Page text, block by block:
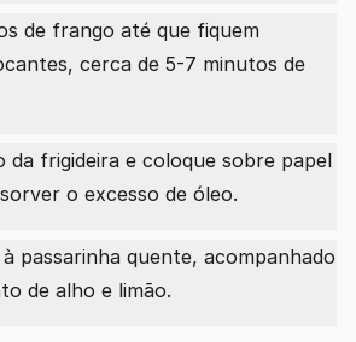
de frango até que fiquem
cerca de 5-7 minutos de
da frigideira e coloque sobre papel
o excesso de óleo.
passarinha quente, acompanhado
de alho e limão.